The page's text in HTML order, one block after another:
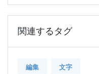
関連するタグ
編集 文字